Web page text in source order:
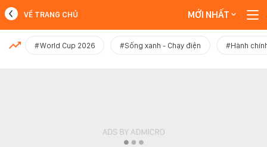
MỚI NHẤT
VỀ TRANG CHỦ MỚI NHẤT
#World Cup 2026 #Sống xanh - Chạy điện #Hành